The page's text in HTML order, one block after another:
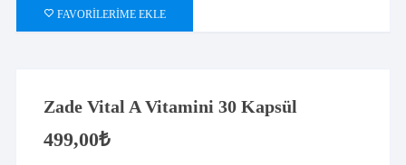
FAVORILERIME EKLE
Zade Vital A Vitamini 30 Kapsül
499,00₺